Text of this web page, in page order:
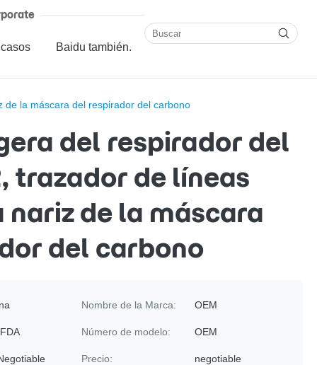
Baidu también.
la máscara del respirador del carbono
del respirador del
trazador de líneas
nariz de la máscara
del carbono
Nombre de la Marca: OEM
Número de modelo: OEM
Precio: negotiable